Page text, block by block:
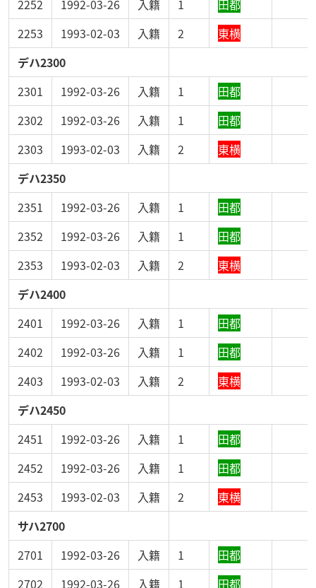
2252
1992-03-26 入籍 1
田都
2253
1993-02-03 入籍 2
東横
デハ2300
2301
1992-03-26 入籍 1
田都
2302
1992-03-26 入籍 1
田都
2303
1993-02-03 入籍 2
東横
デハ2350
2351
1992-03-26 入籍 1
田都
2352
1992-03-26 入籍 1
田都
2353
1993-02-03 入籍 2
東横
デハ2400
2401
1992-03-26 入籍 1
田都
2402
1992-03-26 入籍 1
田都
2403
1993-02-03 入籍 2
東横
デハ2450
2451
1992-03-26 入籍 1
田都
2452
1992-03-26 入籍 1
田都
2453
1993-02-03 入籍 2
東横
サハ2700
2701
1992-03-26 入籍 1
田都
2702
1992-03-26 入籍 1 田都